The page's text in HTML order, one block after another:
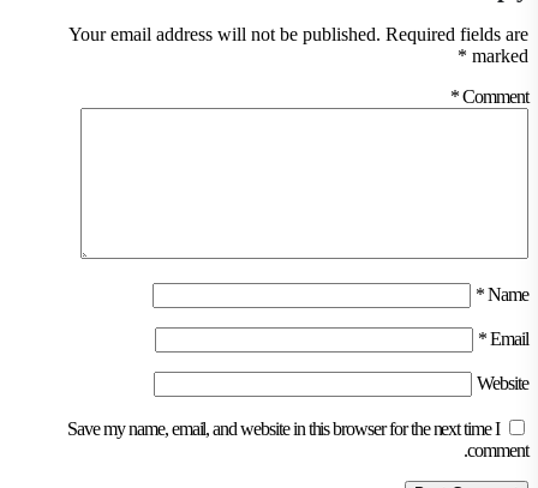
Your email address will not be published. Required fields are
marked
*
Comment
*
Name
*
Email
*
Website
Save my name, email, and website in this browser for the next time I
comment.